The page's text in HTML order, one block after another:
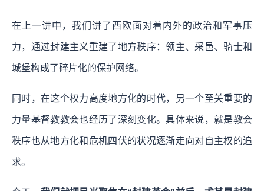
在上一讲中，我们讲了西欧面对着内外的政治和军事压
力，通过封建主义重建了地方秩序：领主、采邑、骑士和
城堡构成了碎片化的保护网络。
同时，在这个权力高度地方化的时代，另一个至关重要的
力量基督教教会也经历了深刻变化。具体来说，就是教会
秩序也从地方化和危机四伏的状况逐渐走向对自主权的追
求。